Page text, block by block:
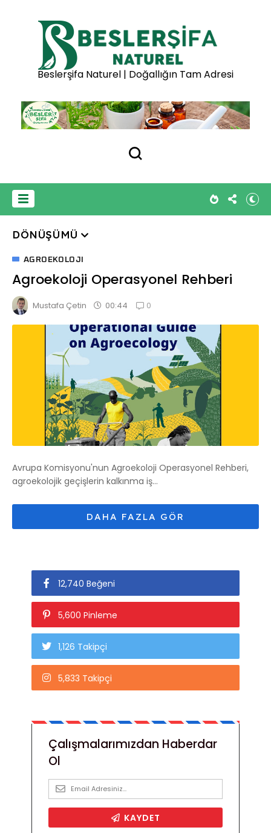
Beslerşifa Naturel | Doğallığın Tam Adresi
DÖNÜŞÜMÜ
AGROEKOLOJI
Agroekoloji Operasyonel Rehberi
Mustafa Çetin 00:44 0
Avrupa Komisyonu'nun Agroekoloji Operasyonel Rehberi,
agroekolojik geçişlerin kalkınma iş...
12,740 Beğeni
5,600 Pinleme
1,126 Takipçi
5,833 Takipçi